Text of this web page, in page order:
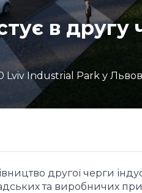
в другу
Lviv Industrial Park у
другої черги
та виробничих